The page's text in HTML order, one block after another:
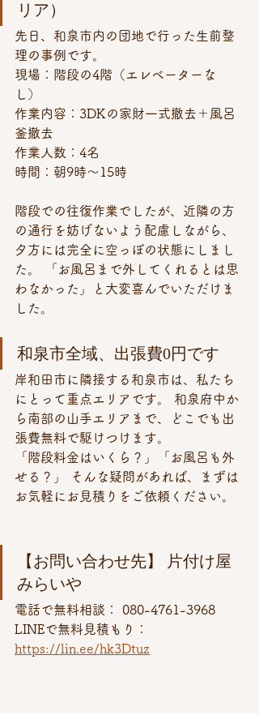
リア）
先日、和泉市内の団地で行った生前整
理の事例です。
現場：階段の4階（エレベーターな
し）
作業内容：3DKの家財一式撤去＋風呂
釜撤去
作業人数：4名
時間：朝9時〜15時
階段での往復作業でしたが、近隣の方
の通行を妨げないよう配慮しながら、
夕方には完全に空っぽの状態にしまし
た。 「お風呂まで外してくれるとは思
わなかった」と大変喜んでいただけま
した。
和泉市全域、出張費0円です
岸和田市に隣接する和泉市は、私たち
にとって重点エリアです。 和泉府中か
ら南部の山手エリアまで、どこでも出
張費無料で駆けつけます。
「階段料金はいくら？」「お風呂も外
せる？」 そんな疑問があれば、まずは
お気軽にお見積りをご依頼ください。
【お問い合わせ先】 片付け屋
みらいや
電話で無料相談： 080-4761-3968
LINEで無料見積もり：
https://lin.ee/hk3Dtuz